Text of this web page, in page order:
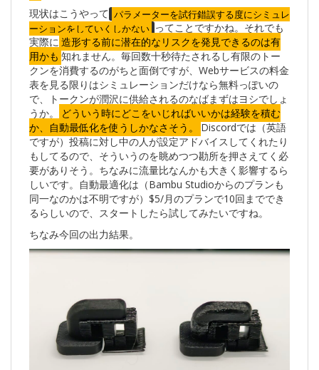
現状はこうやって パラメーターを試行錯誤する度にシミュレ
ーションをしていくしかない ってことですかね。それでも
実際に 造形する前に潜在的なリスクを発見できるのは有
用かも 知れません。毎回数十秒待たされるし有限のトー
クンを消費するのがちと面倒ですが、Webサービスの料金
表を見る限りはシミュレーションだけなら無料っぽいの
で、トークンが潤沢に供給されるのなばまずはヨシでしょ
うか。
どういう時にどこをいじればいいかは経験を積む
か、自動最低化を使うしかなさそう。
Discordでは（英語
ですが）投稿に対し中の人が設定アドバイスしてくれたり
もしてるので、そういうのを眺めつつ勘所を押さえてく必
要がありそう。ちなみに流量比なんかも大きく影響するら
しいです。自動最適化は（Bambu Studioからのプランも
同一なのかは不明ですが）$5/月のプランで10回まででき
るらしいので、スタートしたら試してみたいですね。
ちなみ今回の出力結果。